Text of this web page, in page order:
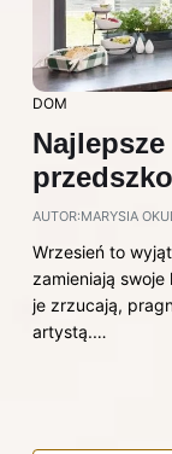
DOM
AUTOR:MARYSIA
Wrzesień to
zamieniają
je zrzucają,
artystą.…